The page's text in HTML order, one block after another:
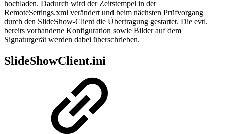
hochladen. Dadurch wird der Zeitstempel in der
RemoteSettings.xml verändert und beim nächsten Prüfvorgang
durch den SlideShow-Client die Übertragung gestartet. Die evtl.
bereits vorhandene Konfiguration sowie Bilder auf dem
Signaturgerät werden dabei überschrieben.
SlideShowClient.ini